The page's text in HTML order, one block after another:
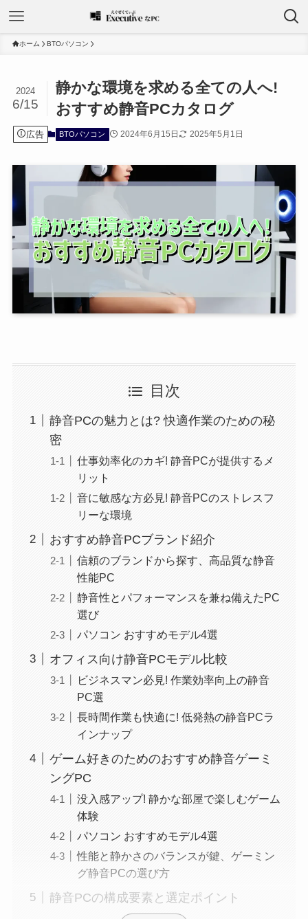
ホーム BTOパソコン
静かな環境を求める全ての人へ!
おすすめ静音PCカタログ
2024
6/15
広告 BTOパソコン 2024年6月15日 2025年5月1日
目次
静音PCの魅力とは? 快適作業のための秘
密
仕事効率化のカギ! 静音PCが提供するメ
リット
音に敏感な方必見! 静音PCのストレスフ
リーな環境
おすすめ静音PCブランド紹介
信頼のブランドから探す、高品質な静音
性能PC
静音性とパフォーマンスを兼ね備えたPC
選び
パソコン おすすめモデル4選
オフィス向け静音PCモデル比較
ビジネスマン必見! 作業効率向上の静音
PC選
長時間作業も快適に! 低発熱の静音PCラ
インナップ
ゲーム好きのためのおすすめ静音ゲーミ
ングPC
没入感アップ! 静かな部屋で楽しむゲーム
体験
パソコン おすすめモデル4選
性能と静かさのバランスが鍵、ゲーミン
グ静音PCの選び方
静音PCの構成要素と選定ポイント